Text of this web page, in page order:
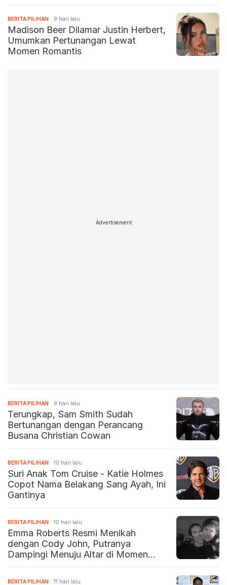
BERITA PILIHAN 9 hari lalu
Madison Beer Dilamar Justin Herbert,
Umumkan Pertunangan Lewat
Momen Romantis
Advertisement
BERITA PILIHAN 9 hari lalu
Terungkap, Sam Smith Sudah
Bertunangan dengan Perancang
Busana Christian Cowan
BERITA PILIHAN 10 hari lalu
Suri Anak Tom Cruise - Katie Holmes
Copot Nama Belakang Sang Ayah, Ini
Gantinya
BERITA PILIHAN 10 hari lalu
Emma Roberts Resmi Menikah
dengan Cody John, Putranya
Dampingi Menuju Altar di Momen
BERITA PILIHAN 11 hari lalu